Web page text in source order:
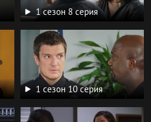
1 сезон 8 серия
1 сезон 10 серия